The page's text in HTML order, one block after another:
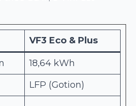
VF3 Eco & Plus
18,64 kWh
LFP (Gotion)